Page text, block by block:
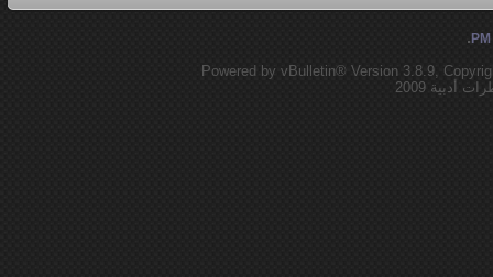
.
Powered by vBulletin® Version 3.8.9,
2009